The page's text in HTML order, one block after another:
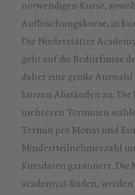
notwendigen Kurse,
Auffrischungskurse, in
Die Niederstätter
geht auf die Bedürfnisse
daher eine große
kurzen Abständen an: Die
mehreren Terminen
Termin pro Monat und
Mindestteilnehmerzahl
Kursdaten garantiert. Die
academy.it finden,